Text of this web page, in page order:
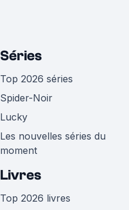
Séries
Top 2026 séries
Spider-Noir
Lucky
Les nouvelles séries du
moment
Livres
Top 2026 livres